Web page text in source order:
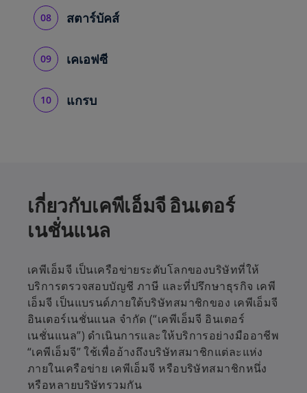
สตาร์บัคส์
เคเอฟซี
แกรบ
เกี่ยวกับเคพีเอ็มจี อินเตอร์
เนชั่นแนล
เคพีเอ็มจี เป็นเครือข่ายระดับโลกของบริษัทที่ให้
บริการตรวจสอบบัญชี ภาษี และที่ปรึกษาธุรกิจ เคพี
เอ็มจี เป็นแบรนด์ภายใต้บริษัทสมาชิกของ เคพีเอ็มจี
อินเตอร์เนชั่นแนล จำกัด (“เคพีเอ็มจี อินเตอร์
เนชั่นแนล”) ดำเนินการและให้บริการอย่างมืออาชีพ
“เคพีเอ็มจี” ใช้เพื่ออ้างถึงบริษัทสมาชิกแต่ละแห่ง
ภายในเครือข่าย เคพีเอ็มจี หรือบริษัทสมาชิกหนึ่ง
หรือหลายบริษัทรวมกัน